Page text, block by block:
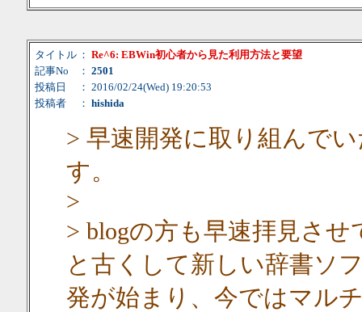
タイトル ： Re^6: EBWin初心者から見た利用方法と要望
記事No
： 2501
投稿日
： 2016/02/24(Wed) 19:20:53
投稿者
： hishida
> 早速開発に取り組んで
す。
>
> blogの方も早速拝見さ
と古くして新しい辞書ソ
発が始まり、今ではマル